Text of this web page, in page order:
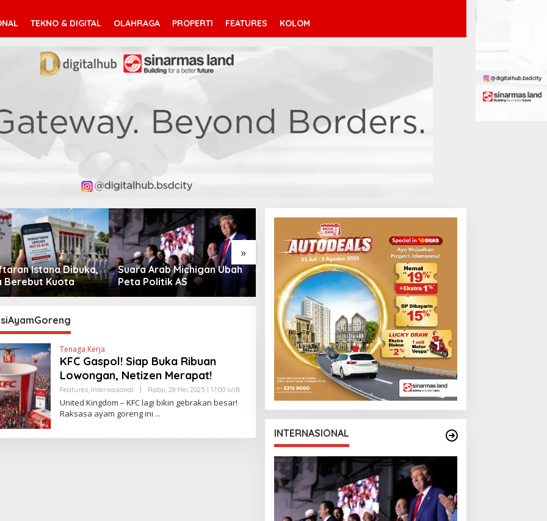
TEKNO & DIGITAL OLAHRAGA PROPERTI FEATURES KOLOM
»
Istana Dibuka,
Kuota
Suara Arab Michigan Ubah
Peta Politik AS
Debut Manis Jeremy
Monga Bersama
Manchester City
Tenaga Kerja
KFC Gaspol! Siap Buka Ribuan
Lowongan, Netizen Merapat!
Features, Internasional | Rabu, 28 Mei 2025 | 17:00 WIBO
N
United Kingdom – KFC lagi bikin gebrakan besar!
Raksasa ayam goreng ini
INTERNASIONAL